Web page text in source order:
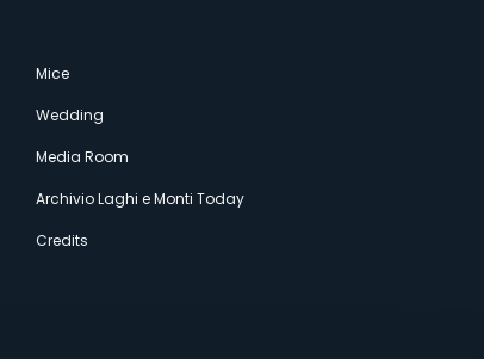
Mice
Wedding
Media Room
Archivio Laghi e Monti Today
Credits